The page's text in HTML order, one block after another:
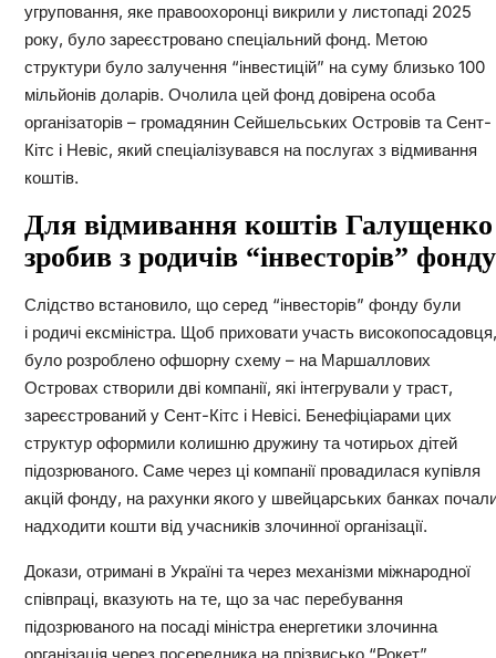
угруповання, яке правоохоронці викрили у листопаді 2025
року, було зареєстровано спеціальний фонд. Метою
структури було залучення “інвестицій” на суму близько 100
мільйонів доларів. Очолила цей фонд довірена особа
організаторів – громадянин Сейшельських Островів та Сент-
Кітс і Невіс, який спеціалізувався на послугах з відмивання
коштів.
Для відмивання коштів Галущенко
зробив з родичів “інвесторів” фонду
Слідство встановило, що серед “інвесторів” фонду були
і родичі ексміністра. Щоб приховати участь високопосадовця,
було розроблено офшорну схему – на Маршаллових
Островах створили дві компанії, які інтегрували у траст,
зареєстрований у Сент-Кітс і Невісі. Бенефіціарами цих
структур оформили колишню дружину та чотирьох дітей
підозрюваного. Саме через ці компанії провадилася купівля
акцій фонду, на рахунки якого у швейцарських банках
надходити кошти від учасників злочинної організації.
Докази, отримані в Україні та через механізми міжнародної
співпраці, вказують на те, що за час перебування
підозрюваного на посаді міністра енергетики злочинна